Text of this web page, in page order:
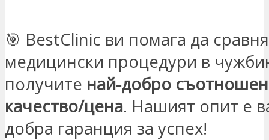
🎯 BestClinic ви помага да
медицински процедури в
получите най-добро
качество/цена. Нашият опит е
добра гаранция за успех!